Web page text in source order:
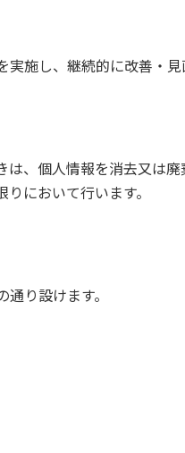
施し、継続的に改善・見
、個人情報を消去又は
において行います。
り設けます。